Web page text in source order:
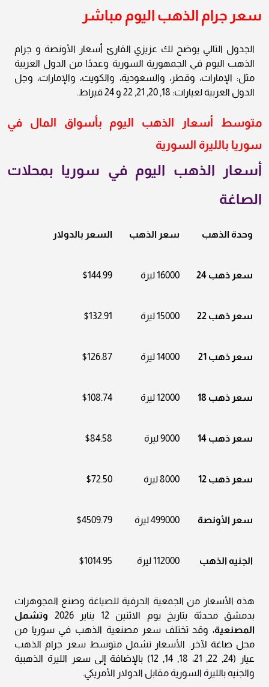
سعر جرام الذهب اليوم مباشر
الجدول التالي يوضح لك عزيزي القارئ أسعار الأونصة و جرام
الذهب اليوم في الجمهورية السورية وعددًا من الدول العربية
مثل: الإمارات، وقطر، والسعودية، والكويت، والإمارات، وجل
الدول العربية لعيارات: 18, 20, 21, 22 و 24 قيراط.
متوسط أسعار الذهب اليوم بأسواق المال في
سوريا بالليرة السورية
أسعار الذهب اليوم في سوريا بمحلات
الصاغة
وحدة الذهب سعر الذهب السعر بالدولار
سعر ذهب 24 16000 ليرة $144.99
سعر ذهب 22 15000 ليرة $132.91
سعر ذهب 21 14000 ليرة $126.87
سعر ذهب 18 12000 ليرة $108.74
سعر ذهب 14 9000 ليرة $84.58
سعر ذهب 12 8000 ليرة $72.50
سعر الأونصة 499000 ليرة $4509.79
الجنيه الذهب 112000 ليرة $1014.95
هذه الأسعار من الجمعية الحرفية للصياغة وصنع المجوهرات
بدمشق محدثة بتاريخ يوم الاثنين 12 يناير 2026
وتشمل
المصنعية، وقد تختلف سعر مصنعية الذهب في سوريا من
محل صاغة لآخر. الأسعار تشمل متوسط سعر جرام الذهب
عيار (24, 22, 21، 18, 14, 12) بالإضافة إلى سعر الليرة الذهبية
والجنيه بالليرة السورية مقابل الدولار الأمريكي.